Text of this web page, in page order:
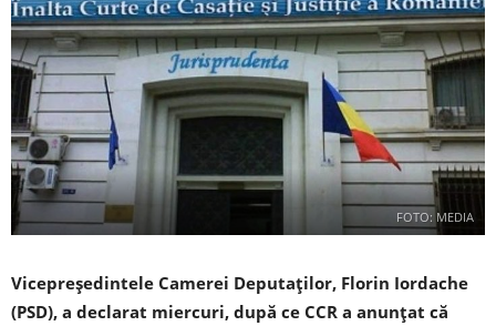
FOTO: MEDIA
Vicepreşedintele Camerei Deputaţilor, Florin Iordache
(PSD), a declarat miercuri, după ce CCR a anunţat că